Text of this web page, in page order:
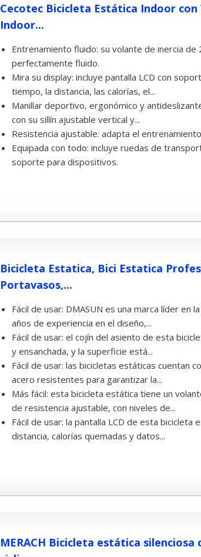
Cecotec Bicicleta Estática Indoor
Indoor...
Entrenamiento fluido: su volante de inercia
perfectamente fluido.
Mira su display: incluye pantalla LCD con
tiempo, la distancia, las calorías, el...
Manillar deportivo, ergonómico y
con su sillín ajustable vertical y...
Resistencia ajustable: adapta el
Equipada con todo: incluye ruedas de
soporte para dispositivos.
Bicicleta Estatica, Bici Estatica
Portavasos,...
Fácil de usar: DMASUN es una marca líder
años de experiencia en el diseño,...
Fácil de usar: el cojín del asiento de esta
y ensanchada, y la superficie está...
Fácil de usar: las bicicletas estáticas cuentan
acero resistentes para garantizar la...
Más fácil: esta bicicleta estática tiene un
de resistencia ajustable, con niveles de...
Fácil de usar: la pantalla LCD de esta
distancia, calorías quemadas y datos...
MERACH Bicicleta estática